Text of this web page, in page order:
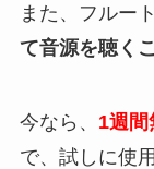
また、フルー
て音源を聴く
今なら、 1週間
で、試しに使